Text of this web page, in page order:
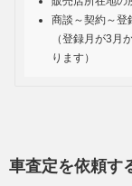
商談～契約～登
（登録月が3月
ります）
車査定を依頼す